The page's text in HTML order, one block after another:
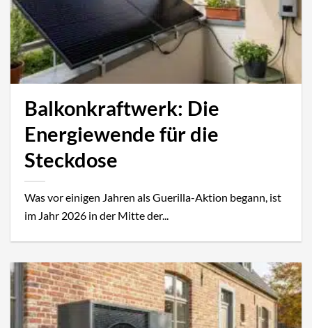
Balkonkraftwerk: Die
Energiewende für die
Steckdose
Was vor einigen Jahren als Guerilla-Aktion begann, ist
im Jahr 2026 in der Mitte der...